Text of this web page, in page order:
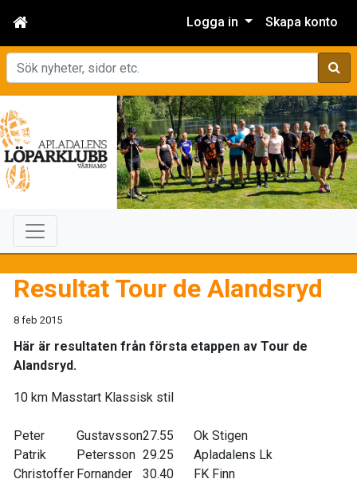
Logga in Skapa konto
Sök
Resultat Tour de Alandsryd
8 feb 2015
Här är resultaten från första etappen av Tour de
Alandsryd.
10 km Masstart Klassisk stil
Peter Gustavsson27.55
Ok Stigen
Patrik
Petersson 29.25
Apladalens Lk
Christoffer Fornander 30.40
FK Finn